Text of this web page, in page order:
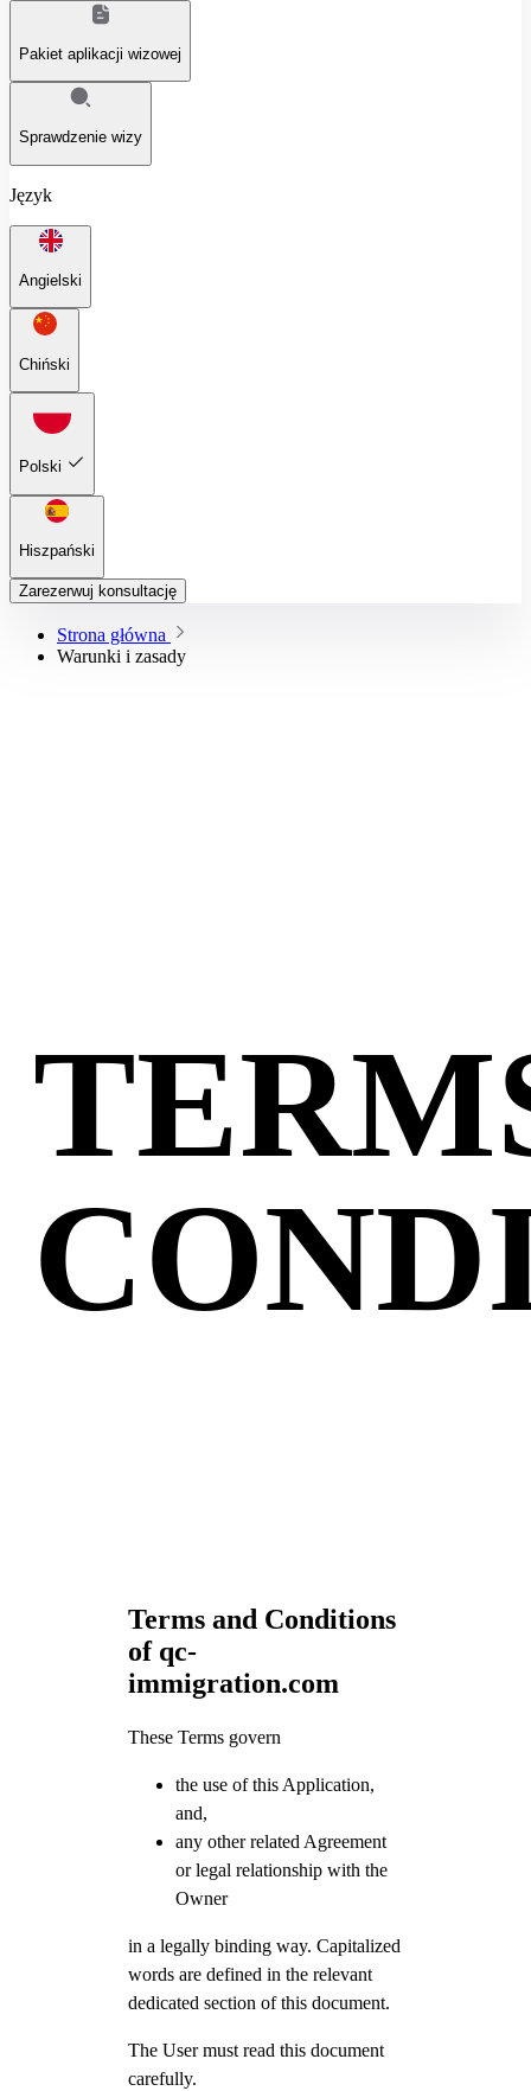
Pakiet aplikacji wizowej
Sprawdzenie wizy
Język
Angielski
Chiński
Polski
Hiszpański
Zarezerwuj konsultację
Strona główna
Warunki i zasady
Terms and Conditions
of qc-
immigration.com
These Terms govern
the use of this Application,
and,
any other related Agreement
or legal relationship with the
Owner
in a legally binding way. Capitalized
words are defined in the relevant
dedicated section of this document.
The User must read this document
carefully.